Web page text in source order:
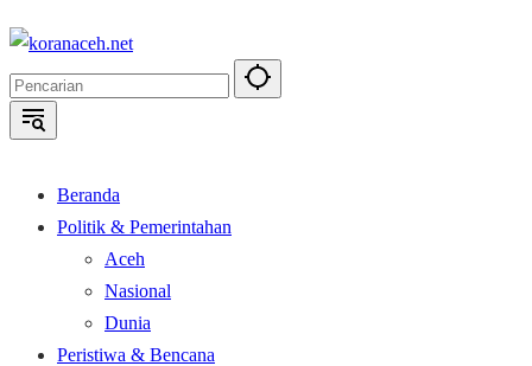
Langsung
konten
Beranda
Politik & Pemerintahan
Aceh
Nasional
Dunia
Peristiwa & Bencana